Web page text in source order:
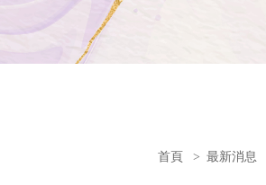
首頁 > 最新消息